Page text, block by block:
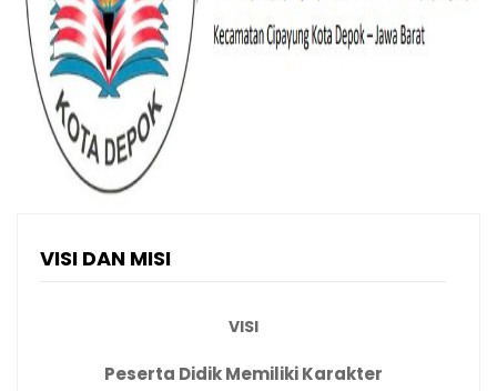
VISI DAN MISI
VISI
Peserta Didik Memiliki Karakter